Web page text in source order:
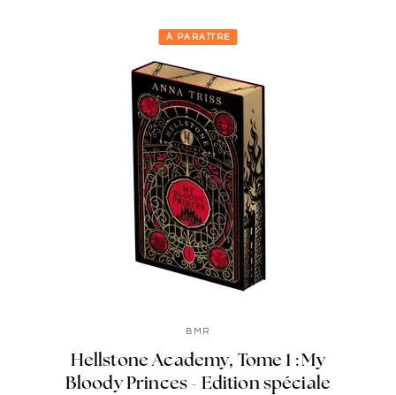
À PARAÎTRE
BMR
Hellstone Academy, Tome 1 : My
Bloody Princes - Edition spéciale